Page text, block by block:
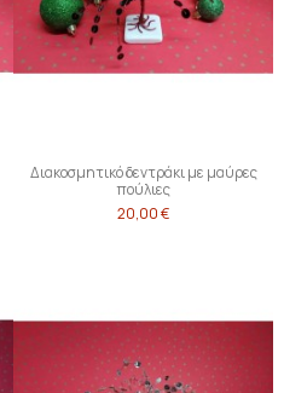
Διακοσμητικό δεντράκι με μαύρες
πούλιες
20,00 €